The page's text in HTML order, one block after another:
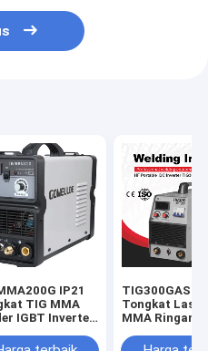
IP21
TIG MMA
IGBT Inverter
TIG300GAS
Tongkat Las
MMA Ringan